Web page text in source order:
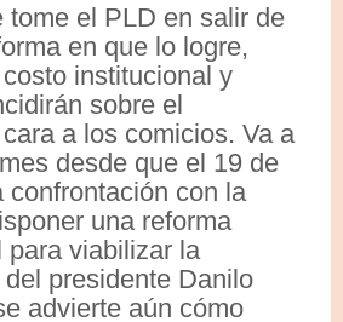
tome el PLD en salir de
en que lo logre,
institucional y
sobre el
a los comicios. Va a
desde que el 19 de
confrontación con la
una reforma
para viabilizar la
presidente Danilo
advierte aún cómo